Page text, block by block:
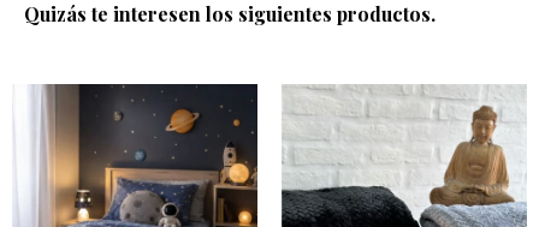
Quizás te interesen los siguientes productos.